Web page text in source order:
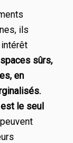
ils
sûrs,
en
est le seul